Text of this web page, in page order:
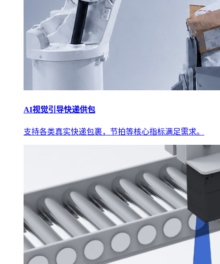
AI视觉引导快递供包
支持各类真实快递包裹，节拍等核心指标满足需求。